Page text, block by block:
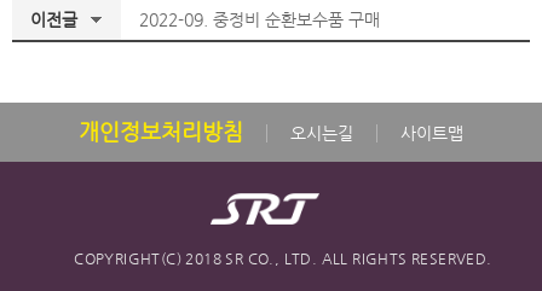
이전글 2022-09. 중정비 순환보수품 구매
개인정보처리방침 오시는길 사이트맵
COPYRIGHT(C) 2018 SR CO., LTD. ALL RIGHTS RESERVED.